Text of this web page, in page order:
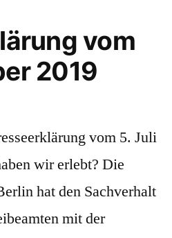
vom
2019
vom 5. Juli
wir erlebt? Die
hat den Sachverhalt
mit der